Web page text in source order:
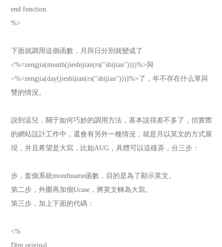
end function
%>
下面就調用這個函數，月與日分別就變成了
<%=zengjia(month(jieshijian(rs("shijian"))))%>與
<%=zengjia(day(jieshijian(rs("shijian"))))%>了，年不存在什么單與
雙的情況。
說到這兒，關于如何巧妙的調用方法，基本說得差不多了，但實際
的網站設計工作中，還會有另外一種情況，就是月以英文的方式展
現，并且希望是大寫，比如AUG，具體可以這樣弄，分三步：
步，套個系統monthname函數，目的是為了顯示英文。
第二步，外圍再加個Ucase，將英文轉為大寫。
第三步，加上下面的代碼：
<%
Dim original